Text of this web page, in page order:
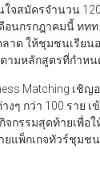
จสมัครจำนวน
นกรกฎาคมนี้ ททท
าด ให้ชุมชนเรีย
ามหลักสูตรที่กำหน
Matching เชิ
ๆ กว่า 100 ราย
กรรมสุดท้ายเพื่อ
พ็กเกจทัวร์ชุมช